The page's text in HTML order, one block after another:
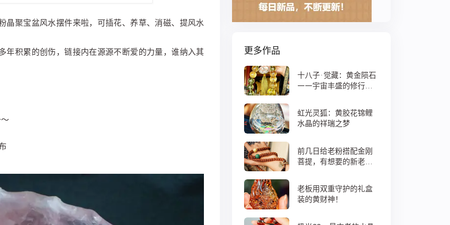
晶聚宝盆风水摆件来啦，可插花、养草、消磁、提风水
年积累的创伤，链接内在源源不断爱的力量，谁纳入其 更多作品
十八子·觉藏：黄金陨石
——宇宙丰盛的修行之
虹光灵狐：黄胶花锦鲤
水晶的祥瑞之梦
前几日给老粉搭配金刚
菩提，有想要的新老
老板用双重守护的礼盒
装的黄财神！